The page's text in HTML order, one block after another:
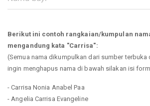
Berikut ini contoh rangkaian/kumpulan
mengandung kata "Carrisa":
(Semua nama dikumpulkan dari sumber terbuka
ingin menghapus nama di bawah silakan isi form
- Carrisa Nonia Anabel Paa
- Angelia Carrisa Evangeline